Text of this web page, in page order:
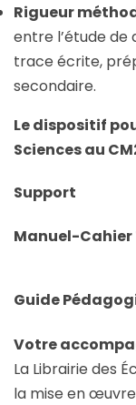
Rigueur
entre l’étude
trace écrite,
secondaire.
Le dispositif
Sciences au
Support
Manuel-
Guide
Votre
La Librairie des
la mise en